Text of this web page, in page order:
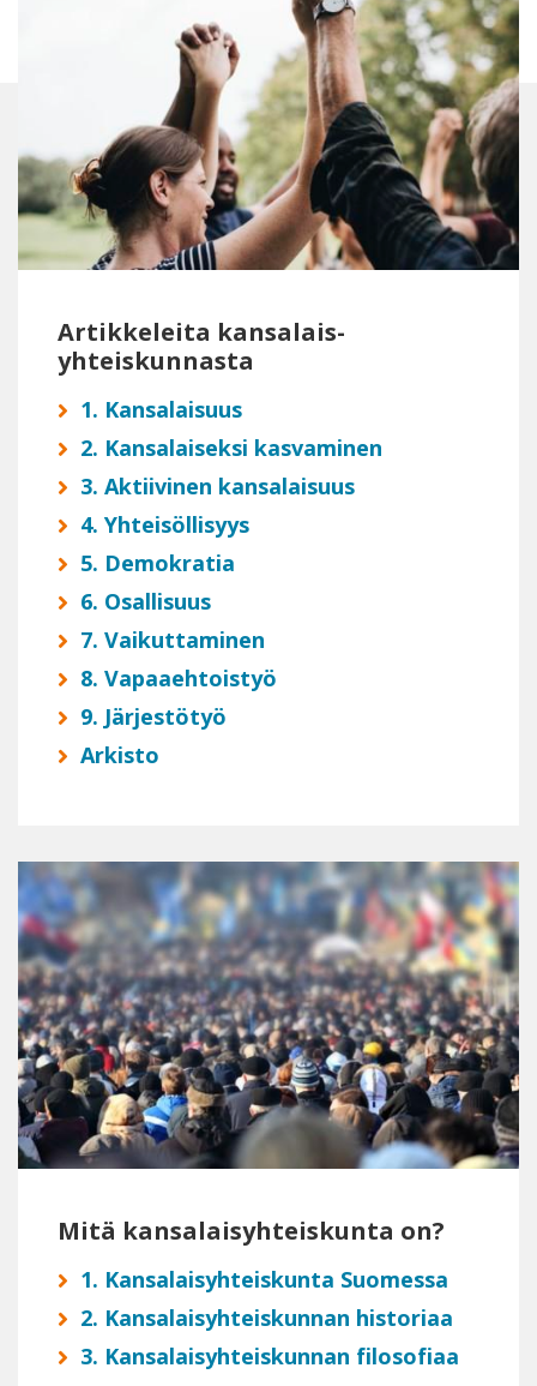
Artikkeleita kansalais­
yhteiskunnasta
1. Kansalaisuus
2. Kansalaiseksi kasvaminen
3. Aktiivinen kansalaisuus
4. Yhteisöllisyys
5. Demokratia
6. Osallisuus
7. Vaikuttaminen
8. Vapaaehtoistyö
9. Järjestötyö
Arkisto
Mitä kansalaisyhteiskunta on?
1. Kansalaisyhteiskunta Suomessa
2. Kansalaisyhteiskunnan historiaa
3. Kansalaisyhteiskunnan filosofiaa